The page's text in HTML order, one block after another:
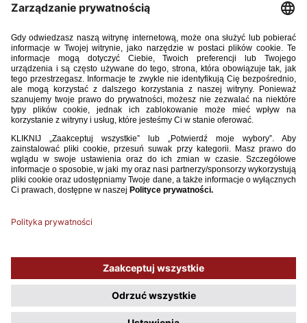
Ekstraklasy, uwzględniającego protest w sprawie ukarania Jakuba
Wawrzyniaka, zawodnika Legii Warszawa.
WIĘCEJ
21 / 01 / 14
KOMUNIKAT KOMISJI DS. LICENCJI KLUBOWYCH
554 555 556 557
Używamy plików cookies, aby ułatwić Ci korzystanie z naszego serwisu
oraz do celów statystycznych. Jeśli nie blokujesz tych plików, to zgadzasz
się na ich użycie oraz zapisanie w pamięci urządzenia. Pamiętaj, że
możesz samodzielnie zarządzać cookies, zmieniając ustawienia